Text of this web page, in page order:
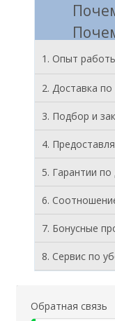
1. Опыт
2. Доставка по
3. Подбор и
4.
5. Гарантии по
6.
7. Бонусные
8. Cервис по
Обратная связь